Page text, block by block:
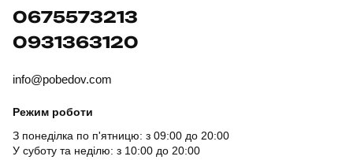
0675573213
0931363120
info@pobedov.com
Режим роботи
З понеділка по п'ятницю: з 09:00 до 20:00
У суботу та неділю: з 10:00 до 20:00